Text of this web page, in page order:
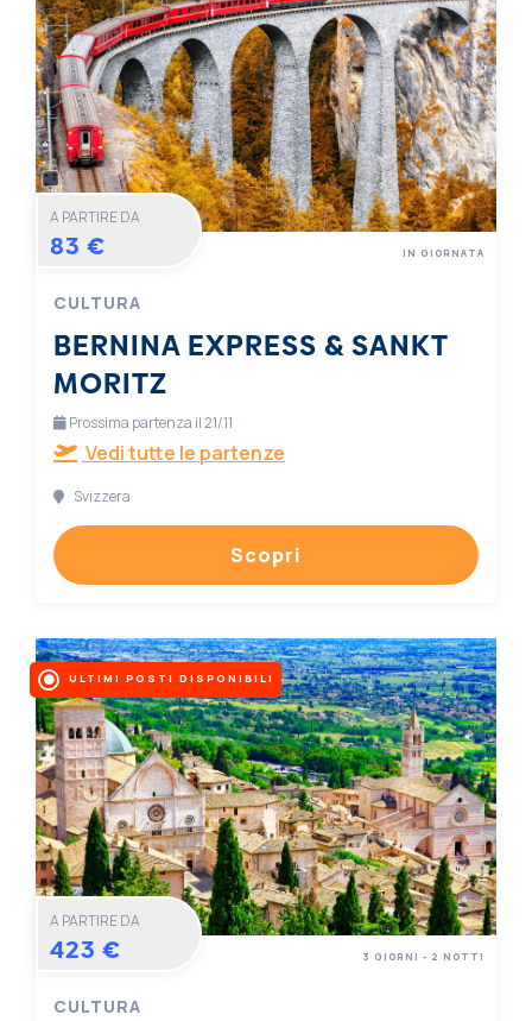
A PARTIRE DA
83 €
CULTURA
BERNINA EXPRESS & SANKT
MORITZ
IN GIORNATA
Prossima partenza il 21/11
Vedi tutte le partenze
Svizzera
Scopri
ULTIMI POSTI DISPONIBILI
A PARTIRE DA
423 €
CULTURA
3 GIORNI - 2 NOTTI